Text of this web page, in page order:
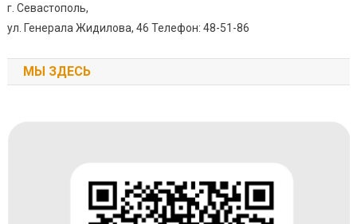
г. Севастополь,
ул. Генерала Жидилова, 46 Телефон: 48-51-86
МЫ ЗДЕСЬ